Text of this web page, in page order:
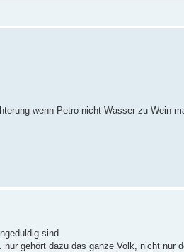
wenn Petro nicht Wasser zu Wein
sind.
gehört dazu das ganze Volk, nicht nur